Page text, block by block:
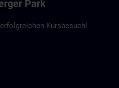
Park
Kursbesuch!